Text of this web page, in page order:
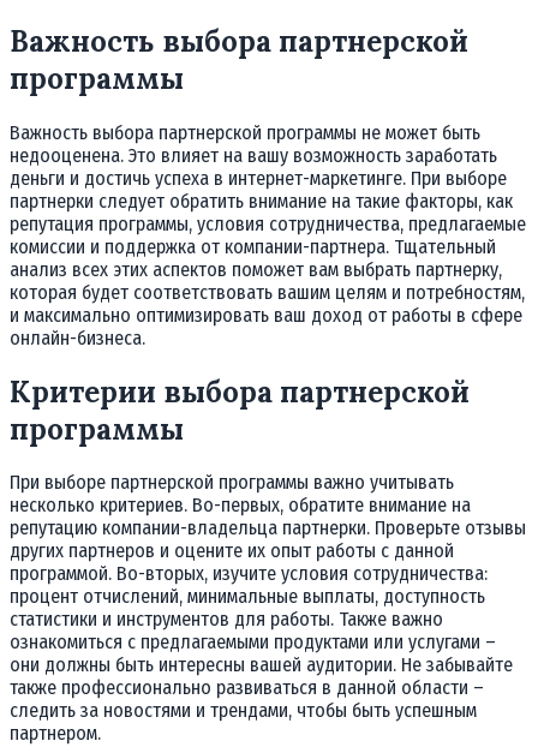
Важность выбора партнерской
программы
Важность выбора партнерской программы не может быть
недооценена. Это влияет на вашу возможность заработать
деньги и достичь успеха в интернет-маркетинге. При выборе
партнерки следует обратить внимание на такие факторы, как
репутация программы, условия сотрудничества, предлагаемые
комиссии и поддержка от компании-партнера. Тщательный
анализ всех этих аспектов поможет вам выбрать партнерку,
которая будет соответствовать вашим целям и потребностям,
и максимально оптимизировать ваш доход от работы в сфере
онлайн-бизнеса.
Критерии выбора партнерской
программы
При выборе партнерской программы важно учитывать
несколько критериев. Во-первых, обратите внимание на
репутацию компании-владельца партнерки. Проверьте отзывы
других партнеров и оцените их опыт работы с данной
программой. Во-вторых, изучите условия сотрудничества:
процент отчислений, минимальные выплаты, доступность
статистики и инструментов для работы. Также важно
ознакомиться с предлагаемыми продуктами или услугами –
они должны быть интересны вашей аудитории. Не забывайте
также профессионально развиваться в данной области –
следить за новостями и трендами, чтобы быть успешным
партнером.